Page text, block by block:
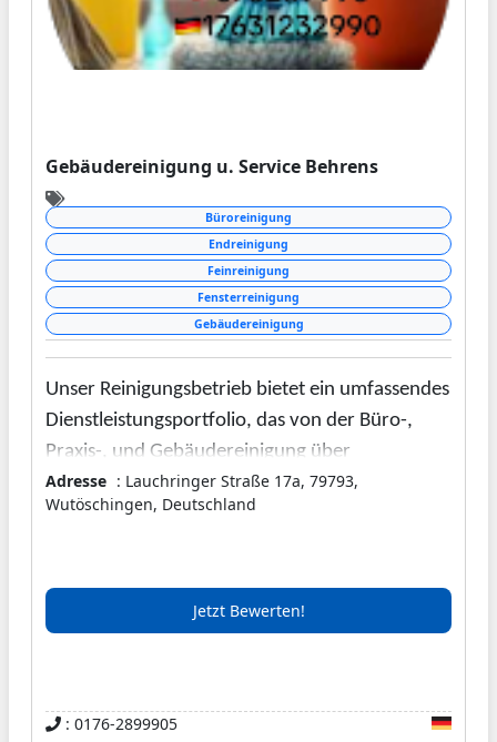
Gebäudereinigung u. Service Behrens
Büroreinigung
Endreinigung
Feinreinigung
Fensterreinigung
Gebäudereinigung
Unser Reinigungsbetrieb bietet ein umfassendes
Dienstleistungsportfolio, das von der Büro-,
Praxis-, und Gebäudereinigung über
spezialisierte Services wie Fenster-, Gehweg-,
Treppenhausreinigung reicht. Wir legen großen
Adresse : Lauchringer Straße 17a, 79793,
Wutöschingen, Deutschland
Jetzt Bewerten!
: 0176-2899905